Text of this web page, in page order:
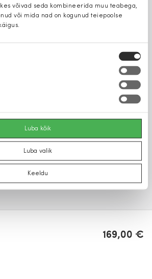
võivad seda kombineerida muu teabega,
või mida nad on kogunud teiepoolse
Luba kõik
Luba valik
Keeldu
169,00 €